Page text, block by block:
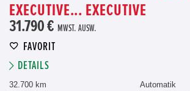
EXECUTIVE... EXECUTIVE
31.790 € MWST. AUSW.
FAVORIT
DETAILS
32.700 km
Automatik